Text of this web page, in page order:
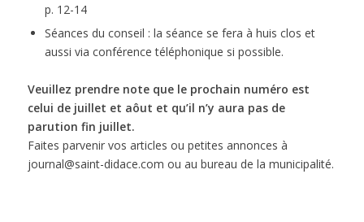
p. 12-14
Séances du conseil : la séance se fera à huis clos et
aussi via conférence téléphonique si possible.
Veuillez prendre note que le prochain numéro est
celui de juillet et aôut et qu’il n’y aura pas de
parution fin juillet.
Faites parvenir vos articles ou petites annonces à
journal@saint-didace.com ou au bureau de la municipalité.